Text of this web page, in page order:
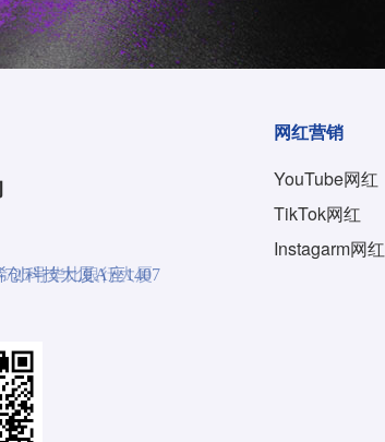
科技大厦A座1407
网红营销
YouTube网红
TikTok网红
Instagarm网红